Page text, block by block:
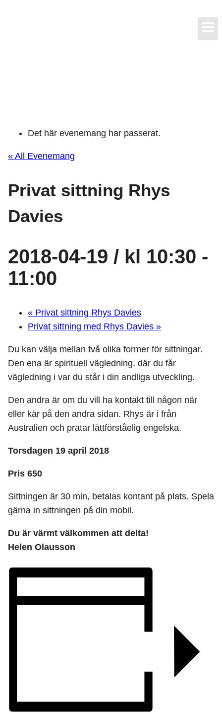
Det här evenemang har passerat.
« All Evenemang
Privat sittning Rhys
Davies
2018-04-19 / kl 10:30 -
11:00
« Privat sittning Rhys Davies
Privat sittning med Rhys Davies »
Du kan välja mellan två olika former för sittningar.
Den ena är spirituell vägledning, där du får
vägledning i var du står i din andliga utveckling.
Den andra är om du vill ha kontakt till någon när
eller kär på den andra sidan. Rhys är i från
Australien och pratar lättförståelig engelska.
Torsdagen 19 april 2018
Pris 650
Sittningen är 30 min, betalas kontant på plats. Spela
gärna in sittningen på din mobil.
Du är värmt välkommen att delta!
Helen Olausson